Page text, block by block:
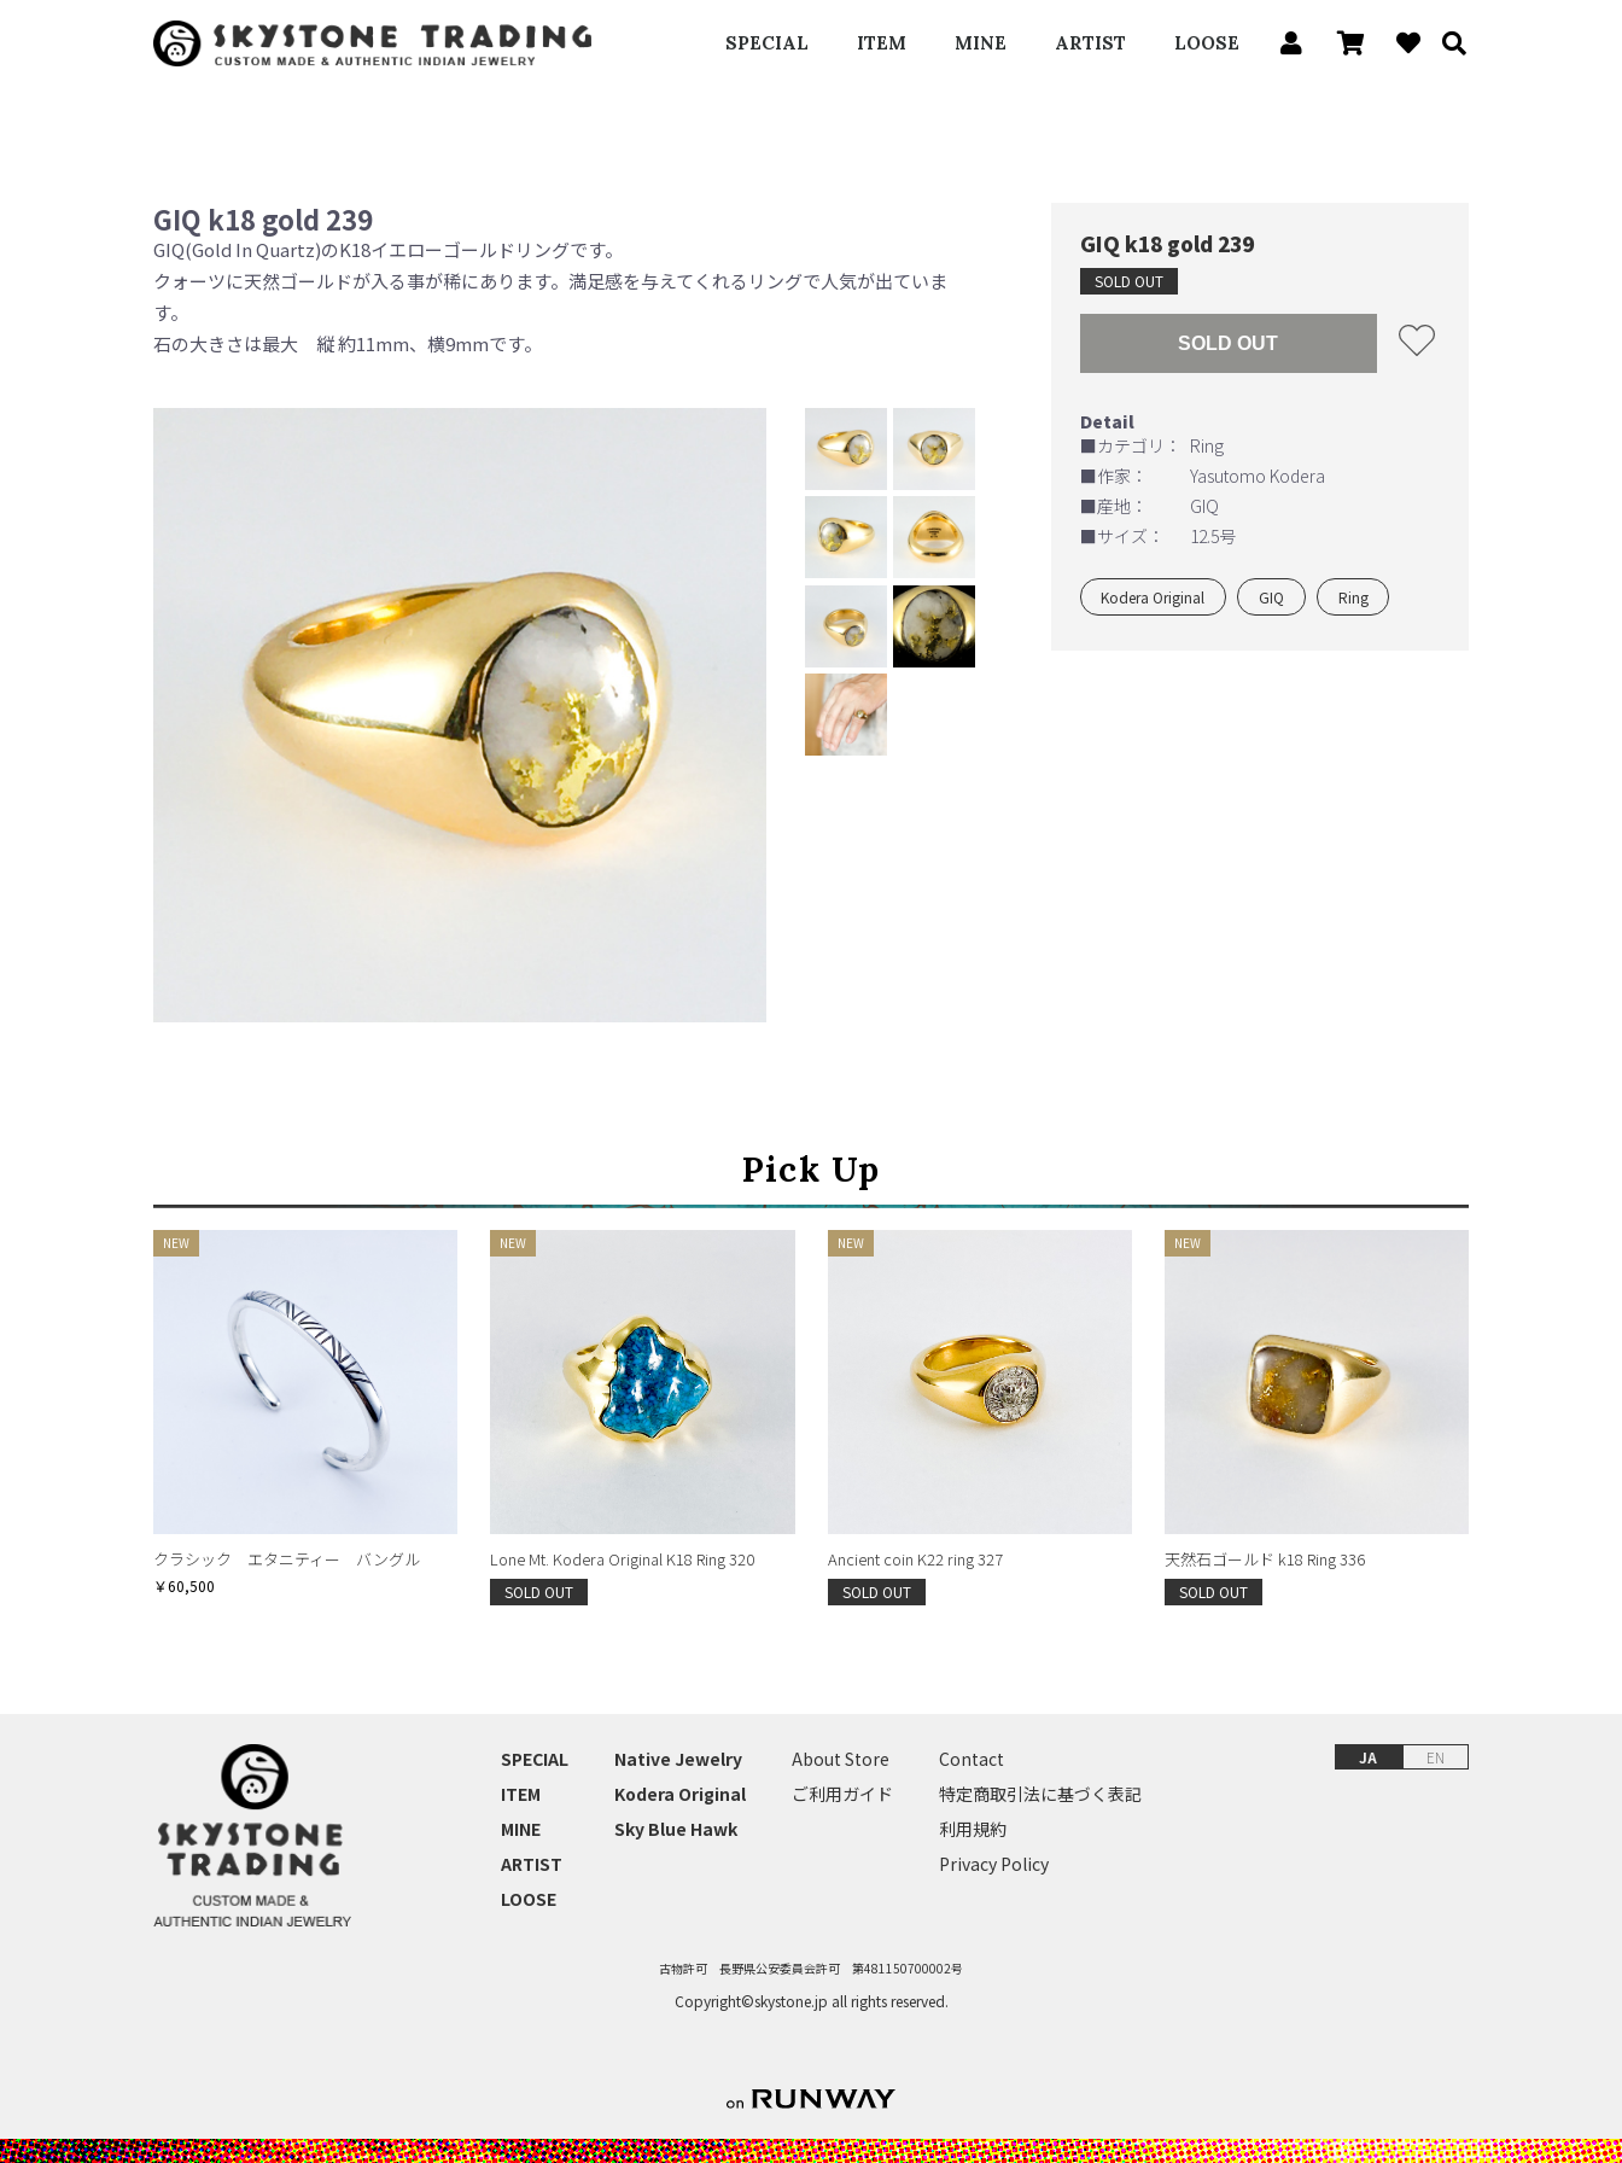
SPECIAL ITEM MINE ARTIST LOOSE
GIQ k18 gold 239
GIQ(Gold In Quartz)のK18イエローゴールドリングです。
クォーツに天然ゴールドが入る事が稀にあります。満足感を与えてくれるリングで人気が出ていま
す。
石の大きさは最大 縦 約11mm、横9mmです。
GIQ k18 gold 239
SOLD OUT
SOLD OUT
■カテゴリ：
Ring
■作家：
Yasutomo Kodera
■産地：
GIQ
■サイズ：
12.5号
Kodera Original GIQ Ring
Pick Up
クラシック エタニティー バングル
￥60,500
Lone Mt. Kodera Original K18 Ring 320
SOLD OUT
Ancient coin K22 ring 327
SOLD OUT
天然石ゴールド k18 Ring 336
SOLD OUT
SPECIAL
ITEM
MINE
ARTIST
LOOSE
Native Jewelry
Kodera Original
Sky Blue Hawk
About Store
ご利用ガイド
Contact
特定商取引法に基づく表記
利用規約
Privacy Policy
JA EN
古物許可 長野県公安委員会許可 第481150700002号
Copyright©skystone.jp all rights reserved.